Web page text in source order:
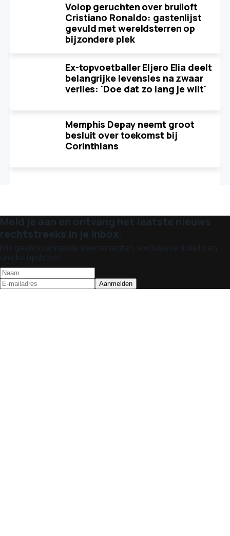
Volop geruchten over bruiloft
Cristiano Ronaldo: gastenlijst
gevuld met wereldsterren op
bijzondere plek
Ex-topvoetballer Eljero Elia deelt
belangrijke levensles na zwaar
verlies: 'Doe dat zo lang je wilt'
Memphis Depay neemt groot
besluit over toekomst bij
Corinthians
Meld je aan en ontvang het laatste nieuws
rechtstreeks in je inbox.
Mis geen spannende evenementen, exclusieve tickets en
unieke updates!